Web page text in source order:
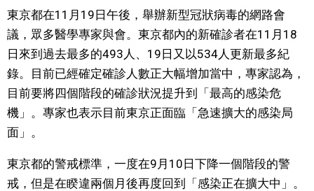
日本指南
視覺日本
臺灣香港
更多
人物訪談
東京都在11月19日午後，舉辦新型冠狀病毒的網路會
議，眾多醫學專家與會。東京都內的新確診者在11月18
日來到過去最多的493人、19日又以534人更新最多紀
錄。目前已經確定確診人數正大幅增加當中，專家認為，
目前要將四個階段的確診狀況提升到「最高的感染危
機」。專家也表示目前東京正面臨「急速擴大的感染局
面」。
東京都的警戒標準，一度在9月10日下降一個階段的警
戒，但是在睽違兩個月後再度回到「感染正在擴大中」。